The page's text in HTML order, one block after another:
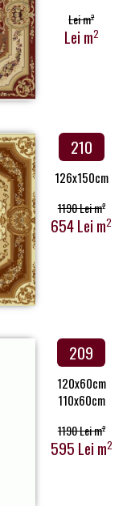
Lei m2
Lei m2
210
126x150cm
1190 Lei m2
654 Lei m2
209
120x60cm
110x60cm
1190 Lei m2
595 Lei m2